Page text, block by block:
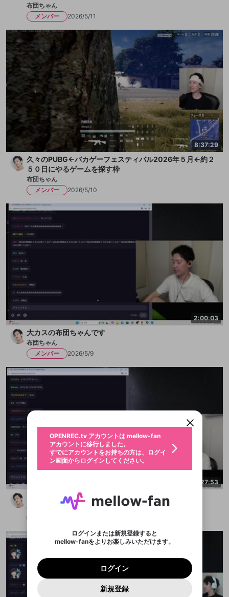
布団ちゃん
メンバー
2026/5/11
8:37:29
久々のPUBG←バカゲーフェスティバル2026年５月←約２
５０日にやるゲームを探す枠
布団ちゃん
メンバー
2026/5/10
2:00:03
大カスの布団ちゃんです
布団ちゃん
メンバー
2026/5/9
2:27:53
どうも、カスです
布団ちゃん
ブレイクタイム広告
ライブ配信中に休憩するときに、最大1分間の広告
を表示することができます。
ユーザーの視聴環境によっては広告を表示すること
ができない場合があります。
詳しくはこちら
アプリで快適に視聴しよう！
ば、通知をもれなく受け取れます！
インストール アプリで開く
新規登録
メールアドレスで新規登録
または
Google
Yahoo! JAPAN
新規登録
@
次にお進みください。
ログイン
メールアドレスでログイン
または
Google
Yahoo! JAPAN
ログイン
ログイン
パスワードを忘れた方はこちら
アカウントをお持ちですか？アカウントを作成する
OPENREC.tv アカウントは mellow-fan
アカウントに移行しました。
すでにアカウントをお持ちの方は、ログイ
ン画面からログインしてください。
ログインまたは新規登録すると
mellow-fanをよりお楽しみいただけます。
ログイン
新規登録
登録したメールアドレスを入力し、送信してくださ
再設定する
入力していただいたメールアドレ
スに、パスワード再設定用URLを
のでご確認ください
OK
年 月
生年月は登録後に変更できません。
お住まいの地域
ご登録いただいた情報はサービスの向上を目的
として使用いたします。
一部サービスをご利用いただくには、生年月の
登録が必要です。
認証コードの入力
メイン及びcs.openrec.co.jpドメイン）が受信拒否設
定に含まれていないかご確認ください。
セッションの有効期限が切れたた
プレミアム会員に入会
不適切なユーザーとして報告しま
すか？
問題を選択してください
わいせつな表現
著作権の侵害 0
報告された問題については、利用規約に違反しているか
どうかをスタッフが確認します。
サブスクシェア
Discordアカウントをお持ちでない方
Discordアカウントを作成
Discordは第三者が提供するコミュニティーサービスで、
mellow-fanとは関わりがありません。Discordに関してのお
問い合わせにはお答えすることができません。Discordの仕